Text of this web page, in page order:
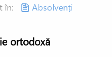
în: Absolvenți
ortodoxă